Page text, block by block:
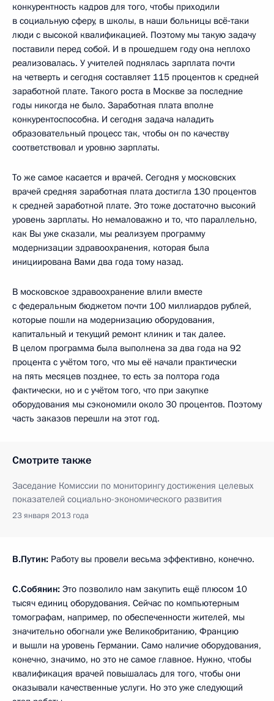
конкурентность кадров для того, чтобы приходили
в социальную сферу, в школы, в наши больницы всё‑таки
люди с высокой квалификацией. Поэтому мы такую задачу
поставили перед собой. И в прошедшем году она неплохо
реализовалась. У учителей поднялась зарплата почти
на четверть и сегодня составляет 115 процентов к средней
заработной плате. Такого роста в Москве за последние
годы никогда не было. Заработная плата вполне
конкурентоспособна. И сегодня задача наладить
образовательный процесс так, чтобы он по качеству
соответствовал и уровню зарплаты.
То же самое касается и врачей. Сегодня у московских
врачей средняя заработная плата достигла 130 процентов
к средней заработной плате. Это тоже достаточно высокий
уровень зарплаты. Но немаловажно и то, что параллельно,
как Вы уже сказали, мы реализуем программу
модернизации здравоохранения, которая была
инициирована Вами два года тому назад.
В московское здравоохранение влили вместе
с федеральным бюджетом почти 100 миллиардов рублей,
которые пошли на модернизацию оборудования,
капитальный и текущий ремонт клиник и так далее.
В целом программа была выполнена за два года на 92
процента с учётом того, что мы её начали практически
на пять месяцев позднее, то есть за полтора года
фактически, но и с учётом того, что при закупке
оборудования мы сэкономили около 30 процентов. Поэтому
часть заказов перешли на этот год.
Смотрите также
Заседание Комиссии по мониторингу достижения целевых
показателей социально-экономического развития
23 января 2013 года
В.Путин: Работу вы провели весьма эффективно, конечно.
С.Собянин: Это позволило нам закупить ещё плюсом 10
тысяч единиц оборудования. Сейчас по компьютерным
томографам, например, по обеспеченности жителей, мы
значительно обогнали уже Великобританию, Францию
и вышли на уровень Германии. Само наличие оборудования,
конечно, значимо, но это не самое главное. Нужно, чтобы
квалификация врачей повышалась для того, чтобы они
оказывали качественные услуги. Но это уже следующий